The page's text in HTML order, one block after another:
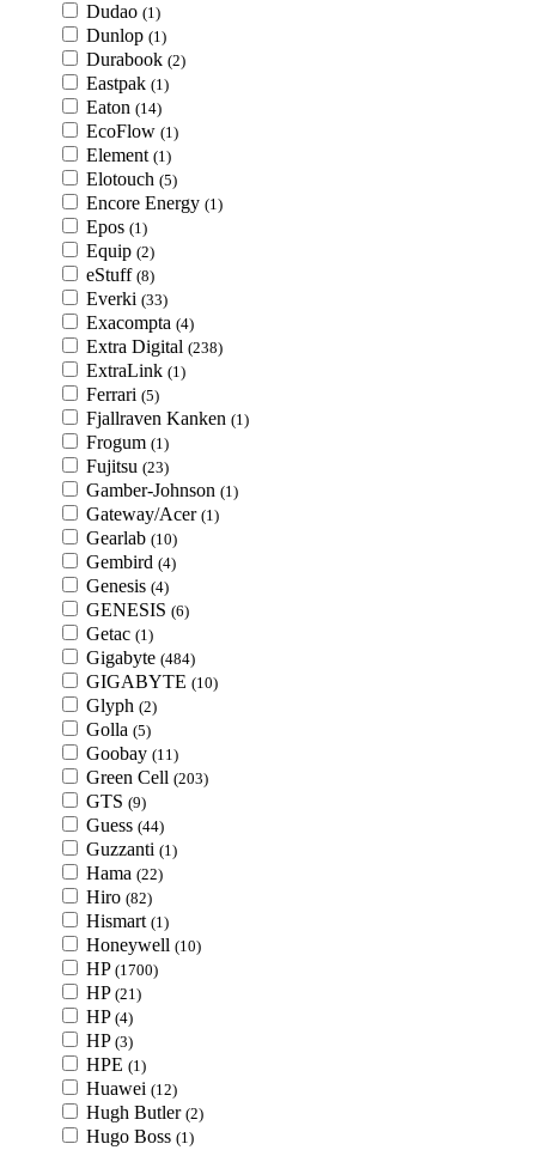
Dudao (1)
Dunlop (1)
Durabook (2)
Eastpak (1)
Eaton (14)
EcoFlow (1)
Element (1)
Elotouch (5)
Encore Energy (1)
Epos (1)
Equip (2)
eStuff (8)
Everki (33)
Exacompta (4)
Extra Digital (238)
ExtraLink (1)
Ferrari (5)
Fjallraven Kanken (1)
Frogum (1)
Fujitsu (23)
Gamber-Johnson (1)
Gateway/Acer (1)
Gearlab (10)
Gembird (4)
Genesis (4)
GENESIS (6)
Getac (1)
Gigabyte (484)
GIGABYTE (10)
Glyph (2)
Golla (5)
Goobay (11)
Green Cell (203)
GTS (9)
Guess (44)
Guzzanti (1)
Hama (22)
Hiro (82)
Hismart (1)
Honeywell (10)
HP (1700)
HP (21)
HP (4)
HP (3)
HPE (1)
Huawei (12)
Hugh Butler (2)
Hugo Boss (1)